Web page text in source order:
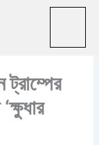
ট্রাম্পের